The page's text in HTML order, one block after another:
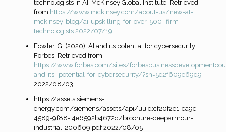
technologists in AI. McKinsey Global Institute. Retrieved
from https://www.mckinsey.com/about-us/new-at-
mckinsey-blog/ai-upskilling-for-over-500- firm-
technologists 2022/07/19
Fowler, G. (2020). AI and its potential for cybersecurity.
Forbes. Retrieved from
https://www.forbes.com/sites/
and-its- potential-for-cybersecurity/?sh=5d2f609e69d9
2022/08/03
https://assets.siemens-
energy.com/siemens/assets/api/uuid:cf20f2e1-ca9c-
4589-9f88- 4e6592b4672d/brochure-deeparmour-
industrial-200609.pdf 2022/08/05